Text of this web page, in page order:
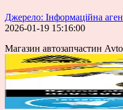
Джерело: Інформаційна
2026-01-19 15:16:00
Магазин автозапчастин